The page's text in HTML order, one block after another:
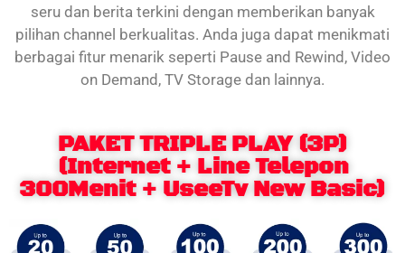
seru dan berita terkini dengan memberikan banyak
pilihan channel berkualitas. Anda juga dapat menikmati
berbagai fitur menarik seperti Pause and Rewind, Video
on Demand, TV Storage dan lainnya.
PAKET TRIPLE PLAY (3P)
(Internet + Line Telepon
300Menit + UseeTv New Basic)